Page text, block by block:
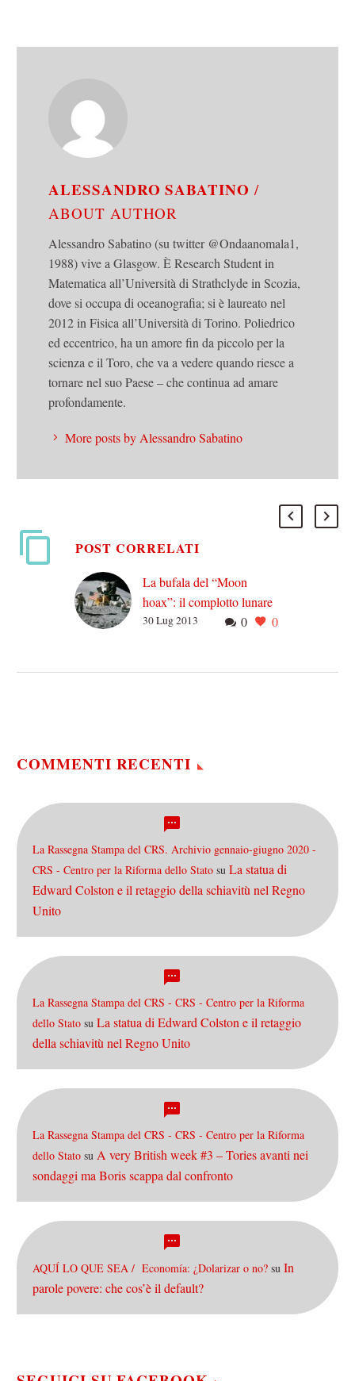
ALESSANDRO SABATINO /
ABOUT AUTHOR
Alessandro Sabatino (su twitter @Ondaanomala1,
1988) vive a Glasgow. È Research Student in
Matematica all’Università di Strathclyde in Scozia,
dove si occupa di oceanografia; si è laureato nel
2012 in Fisica all’Università di Torino. Poliedrico
ed eccentrico, ha un amore fin da piccolo per la
scienza e il Toro, che va a vedere quando riesce a
tornare nel suo Paese – che continua ad amare
profondamente.
More posts by Alessandro Sabatino
POST CORRELATI
La bufala del “Moon
hoax”: il complotto lunare
Oggi parliamo di una
0 0
30 Lug 2013
COMMENTI RECENTI
La Rassegna Stampa del CRS. Archivio gennaio-giugno 2020 -
CRS - Centro per la Riforma dello Stato su La statua di
Edward Colston e il retaggio della schiavitù nel Regno
Unito
La Rassegna Stampa del CRS - CRS - Centro per la Riforma
dello Stato su La statua di Edward Colston e il retaggio
della schiavitù nel Regno Unito
La Rassegna Stampa del CRS - CRS - Centro per la Riforma
dello Stato su A very British week #3 – Tories avanti nei
sondaggi ma Boris scappa dal confronto
AQUÍ LO QUE SEA / Economía: ¿Dolarizar o no? su In
parole povere: che cos’è il default?